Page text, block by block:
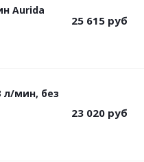
Aurida
25 615 руб
л/мин, без
23 020 руб